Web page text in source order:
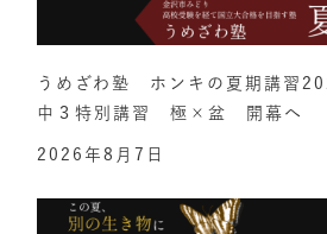
うめざわ塾 ホンキの夏期講習
中３特別講習 極×盆 開幕へ
2026年8月7日